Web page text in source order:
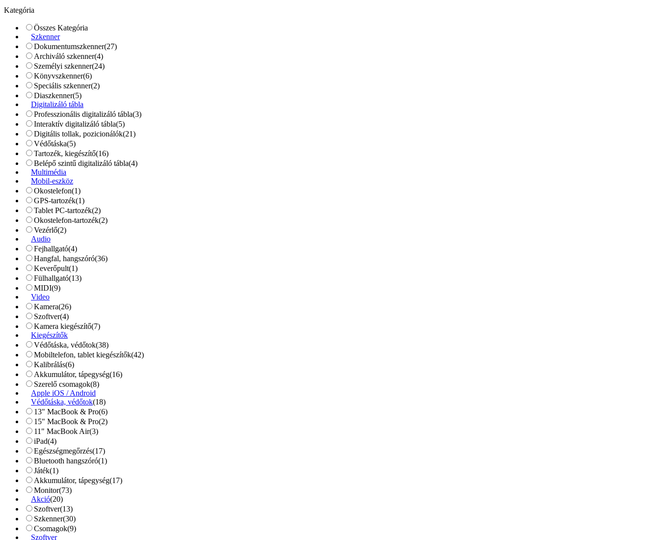
Kategória
Összes Kategória
Szkenner
Dokumentumszkenner(27)
Archiváló szkenner(4)
Személyi szkenner(24)
Könyvszkenner(6)
Speciális szkenner(2)
Diaszkenner(5)
Digitalizáló tábla
Professzionális digitalizáló tábla(3)
Interaktív digitalizáló tábla(5)
Digitális tollak, pozicionálók(21)
Védőtáska(5)
Tartozék, kiegészítő(16)
Belépő szintű digitalizáló tábla(4)
Multimédia
Mobil-eszköz
Okostelefon(1)
GPS-tartozék(1)
Tablet PC-tartozék(2)
Okostelefon-tartozék(2)
Vezérlő(2)
Audio
Fejhallgató(4)
Hangfal, hangszóró(36)
Keverőpult(1)
Fülhallgató(13)
MIDI(9)
Video
Kamera(26)
Szoftver(4)
Kamera kiegészítő(7)
Kiegészítők
Védőtáska, védőtok(38)
Mobiltelefon, tablet kiegészítők(42)
Kalibrálás(6)
Akkumulátor, tápegység(16)
Szerelő csomagok(8)
Apple iOS / Android
Védőtáska, védőtok(18)
13" MacBook & Pro(6)
15" MacBook & Pro(2)
11" MacBook Air(3)
iPad(4)
Egészségmegőrzés(17)
Bluetooth hangszóró(1)
Játék(1)
Akkumulátor, tápegység(17)
Monitor(73)
Akció(20)
Szoftver(13)
Szkenner(30)
Csomagok(9)
Szoftver